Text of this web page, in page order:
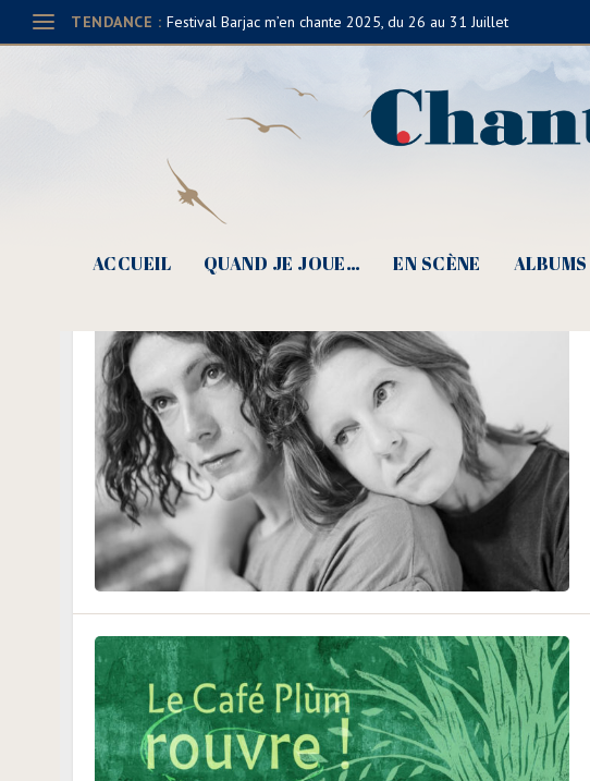
TENDANCE : Festival Barjac m’en chante 2025, du 26 au 31 Juillet
ACCUEIL QUAND JE JOUE… EN SCÈNE ALBUMS